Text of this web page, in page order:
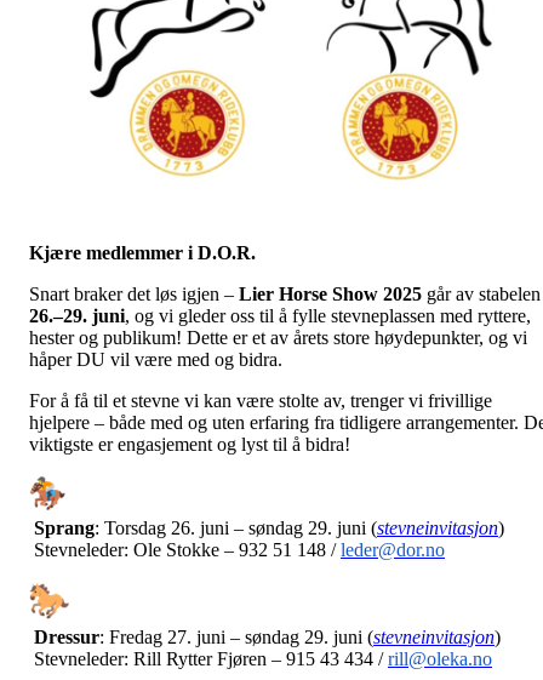
Kjære medlemmer i D.O.R.
Snart braker det løs igjen – Lier Horse Show 2025 går av stabelen
26.–29. juni, og vi gleder oss til å fylle stevneplassen med ryttere,
hester og publikum! Dette er et av årets store høydepunkter, og vi
håper DU vil være med og bidra.
For å få til et stevne vi kan være stolte av, trenger vi frivillige
hjelpere – både med og uten erfaring fra tidligere arrangementer.
viktigste er engasjement og lyst til å bidra!
Sprang: Torsdag 26. juni – søndag 29. juni (stevneinvitasjon)
Stevneleder: Ole Stokke – 932 51 148 /leder@dor.no
Dressur: Fredag 27. juni – søndag 29. juni (stevneinvitasjon)
Stevneleder: Rill Rytter Fjøren – 915 43 434 /rill@oleka.no